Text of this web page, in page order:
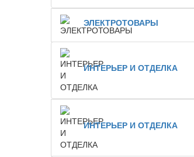
ЭЛЕКТРОТОВАРЫ
ИНТЕРЬЕР И ОТДЕЛКА
ИНТЕРЬЕР И ОТДЕЛКА